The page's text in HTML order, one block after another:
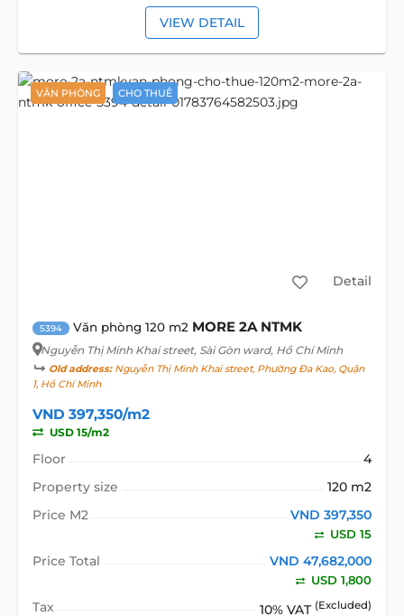
VIEW DETAIL
VĂN PHÒNG CHO THUÊ
Detail
5394 Văn phòng 120 m2 MORE 2A NTMK
Nguyễn Thị Minh Khai street, Sài Gòn ward, Hồ Chí Minh
Old address:Nguyễn Thị Minh Khai street, Phường Đa Kao, Quận
1, Hồ Chí Minh
VND 397,350/m2
USD 15/m2
Floor
4
Property size
120 m2
Price M2
VND 397,350
USD 15
Price Total VND 47,682,000
USD 1,800
Tax 10% VAT (Excluded)